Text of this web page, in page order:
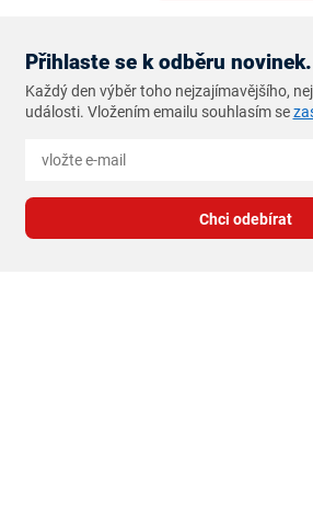
Přihlaste se k odběru novinek.
Každý den výběr toho nejzajímavějšího,
události. Vložením emailu souhlasím se
Chci odebírat